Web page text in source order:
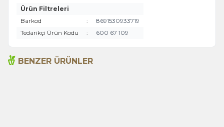
Ürün Filtreleri
Barkod
:
8691530933719
Tedarikçi Ürün Kodu
: 600 67 109
BENZER ÜRÜNLER